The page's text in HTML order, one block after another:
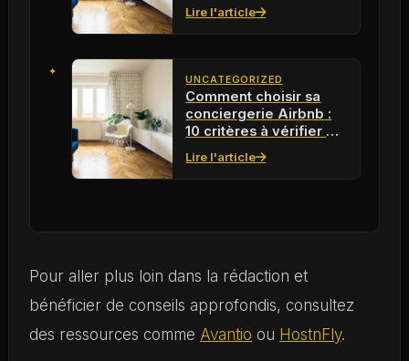
Lire l'article
UNCATEGORIZED
Comment choisir sa
conciergerie Airbnb :
10 critères à vérifier en
Lire l'article
Pour aller plus loin dans la rédaction et
bénéficier de conseils approfondis, consultez
des ressources comme Avantio ou HostnFly.